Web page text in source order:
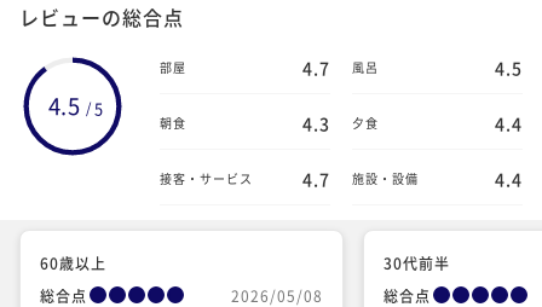
レビューの総合点
4.5 / 5
部屋 4.7 風呂 4.5
朝食 4.3 夕食 4.4
接客・サービス 4.7 施設・設備 4.4
60歳以上
総合点
2026/05/08
30代前半
総合点